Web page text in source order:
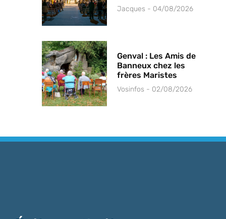
Jacques 04/08/2026
Genval : Les Amis de
Banneux chez les
frères Maristes
Vosinfos 02/08/2026